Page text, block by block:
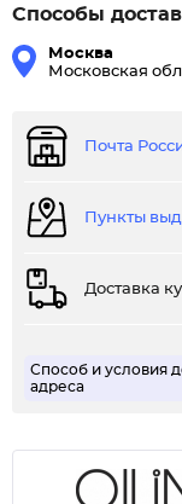
Способы
Москва
Московская
Почта
Пункты
Доставка
Способ и условия
адреса